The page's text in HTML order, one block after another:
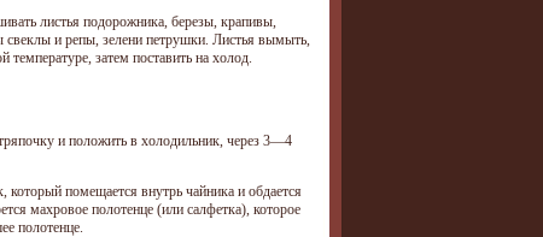
листья подорожника, березы, крапивы,
и репы, зелени петрушки. Листья вымыть,
затем поставить на холод.
и положить в холодильник, через 3—4
помещается внутрь чайника и обдается
махровое полотенце (или салфетка), которое
полотенце.